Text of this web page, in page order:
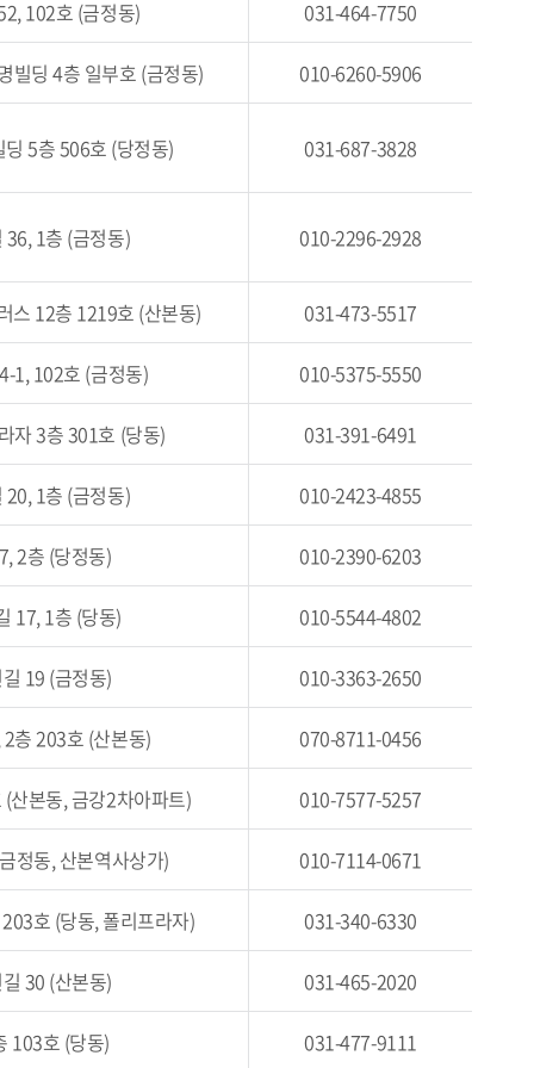
102호 (금정동) 031-464-7750
빌딩 4층 일부호 (금정동) 010-6260-5906
5층 506호 (당정동) 031-687-3828
1층 (금정동) 010-2296-2928
스 12층 1219호 (산본동) 031-473-5517
1, 102호 (금정동) 010-5375-5550
자 3층 301호 (당동) 031-391-6491
1층 (금정동) 010-2423-4855
2층 (당정동) 010-2390-6203
17, 1층 (당동) 010-5544-4802
19 (금정동) 010-3363-2650
층 203호 (산본동) 070-8711-0456
산본동, 금강2차아파트) 010-7577-5257
정동, 산본역사상가) 010-7114-0671
호 (당동, 폴리프라자) 031-340-6330
30 (산본동) 031-465-2020
103호 (당동) 031-477-9111